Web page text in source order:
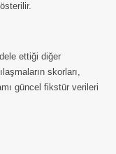
ettiği diğer
skorları,
güncel fikstür verileri